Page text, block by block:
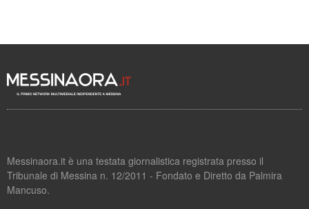
Messinaora.it è una testata giornalistica registrata presso il
Tribunale di Messina n. 12/2011 - Fondato e Diretto da Palmira
Mancuso.